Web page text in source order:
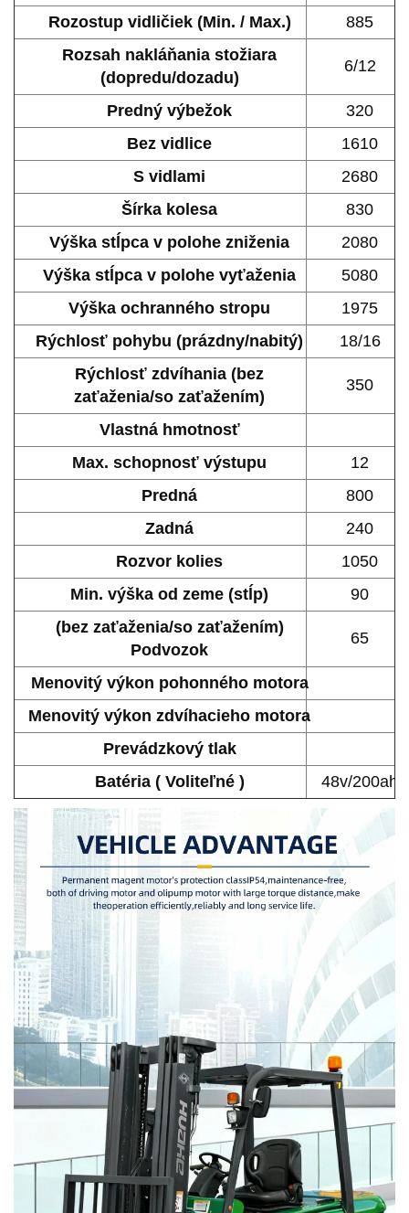
Rozostup vidličiek (Min. / Max.)
885
Rozsah nakláňania stožiara
(dopredu/dozadu)
6/12
Predný výbežok
320
Bez vidlice
1610
S vidlami
2680
Šírka kolesa
830
Výška stĺpca v polohe zniženia
2080
Výška stĺpca v polohe vyťaženia
5080
Výška ochranného stropu
1975
Rýchlosť pohybu (prázdny/nabitý)
18/16
Rýchlosť zdvíhania (bez
zaťaženia/so zaťažením)
350
Vlastná hmotnosť
Max. schopnosť výstupu
12
Predná
800
Zadná
240
Rozvor kolies
1050
Min. výška od zeme (stĺp)
90
(bez zaťaženia/so zaťažením)
Podvozok
65
Menovitý výkon pohonného motora
Menovitý výkon zdvíhacieho motora
Prevádzkový tlak
Batéria ( Voliteľné ) 48v/200ah